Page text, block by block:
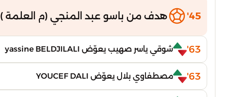
45' هدف من باسو عبد المنجي (م العلمة )
63' شوقي ياسر صهيب يعوّض yassine BELDJILALI
63' مصطفاوي بلال يعوّض YOUCEF DALI